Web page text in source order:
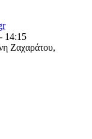
14:15
Ζαχαράτου,